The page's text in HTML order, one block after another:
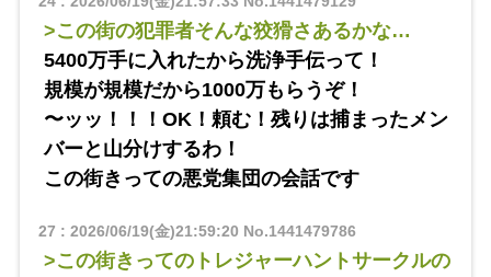
>この街の犯罪者そんな狡猾さあるかな…
5400万手に入れたから洗浄手伝って！
規模が規模だから1000万もらうぞ！
〜ッッ！！！OK！頼む！残りは捕まったメン
バーと山分けするわ！
この街きっての悪党集団の会話です
27 : 2026/06/19(金)21:59:20 No.1441479786
>この街きってのトレジャーハントサークルの